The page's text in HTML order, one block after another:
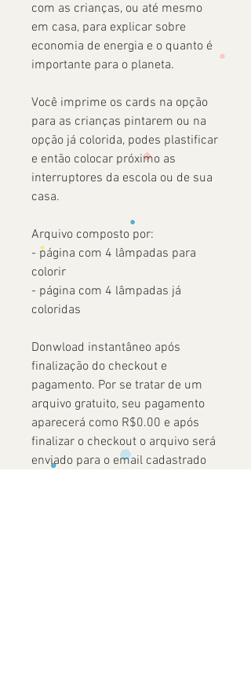
com as crianças, ou até mesmo
em casa, para explicar sobre
economia de energia e o quanto é
importante para o planeta.
Você imprime os cards na opção
para as crianças pintarem ou na
opção já colorida, podes plastificar
e então colocar próximo as
interruptores da escola ou de sua
casa.
Arquivo composto por:
- página com 4 lâmpadas para
colorir
- página com 4 lâmpadas já
coloridas
Donwload instantâneo após
finalização do checkout e
pagamento. Por se tratar de um
arquivo gratuito, seu pagamento
aparecerá como R$0.00 e após
finalizar o checkout o arquivo será
enviado para o email cadastrado